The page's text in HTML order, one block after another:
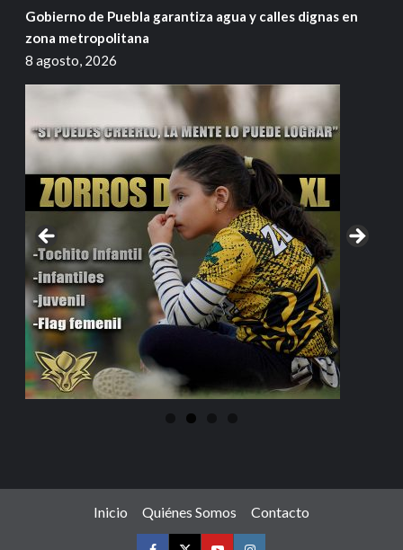
Gobierno de Puebla garantiza agua y calles dignas en
zona metropolitana
8 agosto, 2026
Inicio Quiénes Somos Contacto